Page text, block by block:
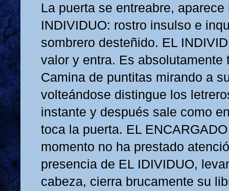
La puerta se entreabre,
INDIVIDUO: rostro insulso e
sombrero desteñido. EL
valor y entra. Es absolutamente
Camina de puntitas mirando a
volteándose distingue los
instante y después sale como
toca la puerta. EL
momento no ha prestado
presencia de EL IDIVIDUO,
cabeza, cierra brucamente su